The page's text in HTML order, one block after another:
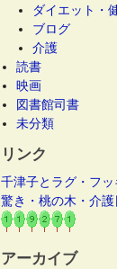
ダイエット・
ブログ
介護
読書
映画
図書館司書
未分類
リンク
千津子とラグ・フ
驚き・桃の木・介護
アーカイブ